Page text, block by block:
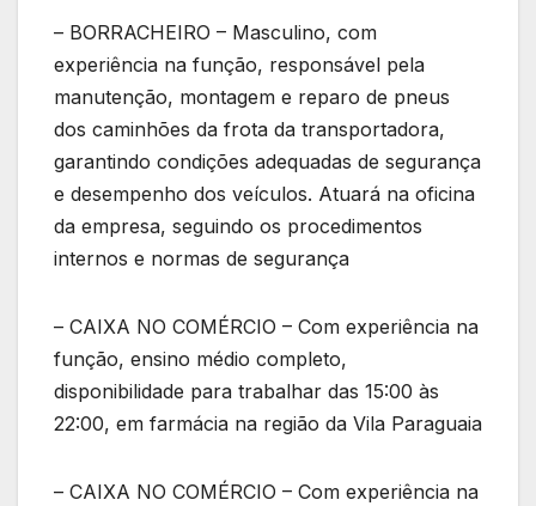
– BORRACHEIRO – Masculino, com
experiência na função, responsável pela
manutenção, montagem e reparo de pneus
dos caminhões da frota da transportadora,
garantindo condições adequadas de segurança
e desempenho dos veículos. Atuará na oficina
da empresa, seguindo os procedimentos
internos e normas de segurança
– CAIXA NO COMÉRCIO – Com experiência na
função, ensino médio completo,
disponibilidade para trabalhar das 15:00 às
22:00, em farmácia na região da Vila Paraguaia
– CAIXA NO COMÉRCIO – Com experiência na